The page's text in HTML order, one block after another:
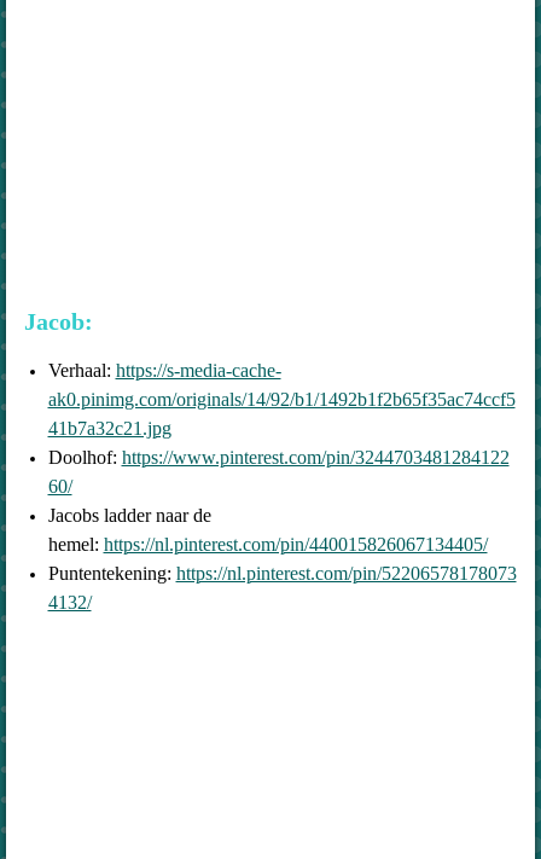
Jacob:
Verhaal: https://s-media-cache-
ak0.pinimg.com/originals/14/92/b1/1492b1f2b65f35ac74ccf5
41b7a32c21.jpg
Doolhof: https://www.pinterest.com/pin/3244703481284122
60/
Jacobs ladder naar de
hemel: https://nl.pinterest.com/pin/440015826067134405/
Puntentekening: https://nl.pinterest.com/pin/52206578178073
4132/